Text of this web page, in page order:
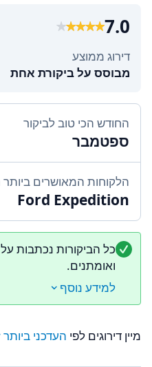
7.0
דירוג ממוצע
מבוסס על ביקורת אחת
החודש הכי טוב לביקור
ספטמבר
הלקוחות המאושרים ביותר
Ford Expedition
כל הביקורות נכתבות על
ואומתנים.
למידע נוסף
מיין דירוגים לפי